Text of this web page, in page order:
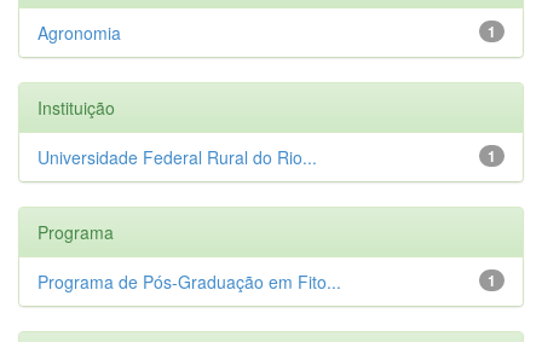
1
Agronomia
Instituição
1
Universidade Federal Rural do Rio...
Programa
1
Programa de Pós-Graduação em Fito...